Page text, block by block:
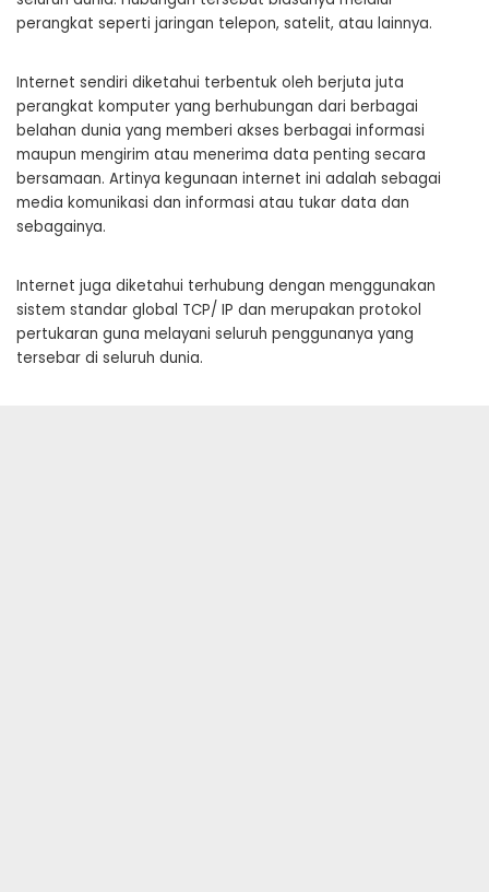
perangkat seperti jaringan telepon, satelit, atau lainnya.
Internet sendiri diketahui terbentuk oleh berjuta juta
perangkat komputer yang berhubungan dari berbagai
belahan dunia yang memberi akses berbagai informasi
maupun mengirim atau menerima data penting secara
bersamaan. Artinya kegunaan internet ini adalah sebagai
media komunikasi dan informasi atau tukar data dan
sebagainya.
Internet juga diketahui terhubung dengan menggunakan
sistem standar global TCP/ IP dan merupakan protokol
pertukaran guna melayani seluruh penggunanya yang
tersebar di seluruh dunia.